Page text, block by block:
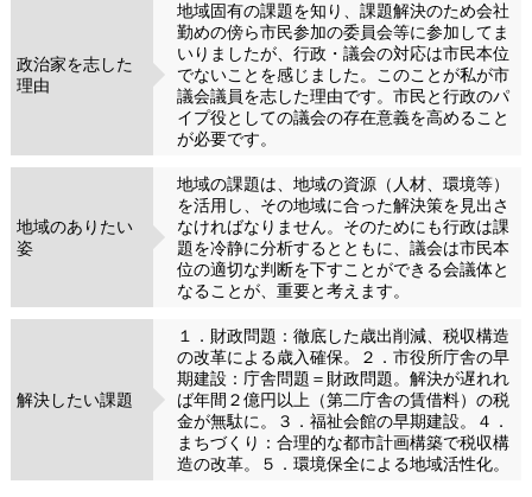
政治家を志した
理由
地域固有の課題を知り、課題解決のため会社
勤めの傍ら市民参加の委員会等に参加してま
いりましたが、行政・議会の対応は市民本位
でないことを感じました。このことが私が市
議会議員を志した理由です。市民と行政のパ
イプ役としての議会の存在意義を高めること
が必要です。
地域のありたい
姿
地域の課題は、地域の資源（人材、環境等）
を活用し、その地域に合った解決策を見出さ
なければなりません。そのためにも行政は課
題を冷静に分析するとともに、議会は市民本
位の適切な判断を下すことができる会議体と
なることが、重要と考えます。
解決したい課題
１．財政問題：徹底した歳出削減、税収構造
の改革による歳入確保。２．市役所庁舎の早
期建設：庁舎問題＝財政問題。解決が遅れれ
ば年間２億円以上（第二庁舎の賃借料）の税
金が無駄に。３．福祉会館の早期建設。４．
まちづくり：合理的な都市計画構築で税収構
造の改革。５．環境保全による地域活性化。